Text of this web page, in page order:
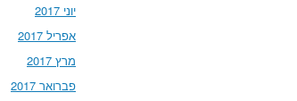
יוני 2017
אפריל 2017
מרץ 2017
פברואר 2017